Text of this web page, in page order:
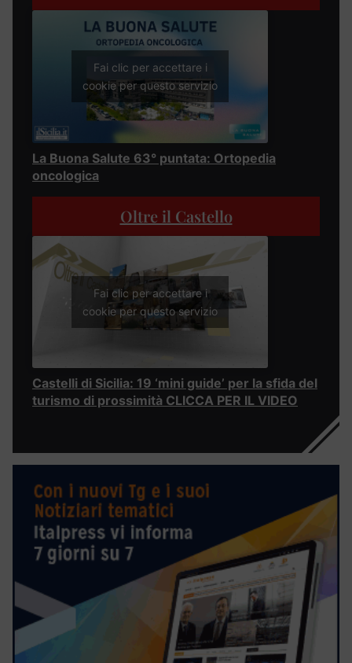
Fai clic per accettare i
cookie per questo servizio
La Buona Salute 63° puntata: Ortopedia
oncologica
Oltre il Castello
Fai clic per accettare i
cookie per questo servizio
Castelli di Sicilia: 19 ‘mini guide’ per la sfida del
turismo di prossimità CLICCA PER IL VIDEO